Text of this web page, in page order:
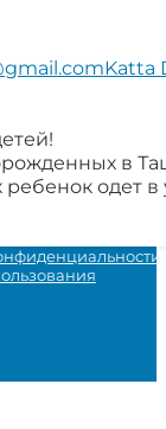
Katta
в
одет